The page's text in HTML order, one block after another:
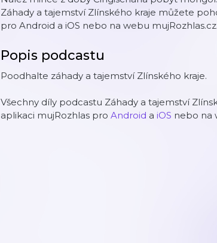
Záhady a tajemství Zlínského kraje můžete
pro Android a iOS nebo na webu mujRozhlas.cz.
Popis podcastu
Poodhalte záhady a tajemství Zlínského kraje.
Všechny díly podcastu Záhady a tajemství
aplikaci mujRozhlas pro Android a iOS nebo na